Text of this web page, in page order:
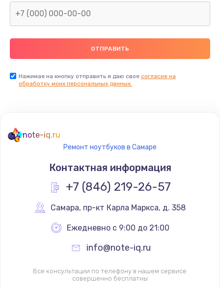
Нажимая на кнопку отправить я даю свое согласие на
обработку моих персональных данных.
note-iq.ru
Ремонт ноутбуков в Самаре
Контактная информация
+7 (846) 219-26-57
Самара, пр-кт Карла Маркса, д. 358
Ежедневно с 9:00 до 21:00
info@note-iq.ru
Все консультации по телефону в нашем сервисе
совершенно бесплатны